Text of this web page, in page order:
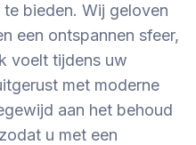
bieden. Wij geloven
een ontspannen sfeer,
voelt tijdens uw
met moderne
aan het behoud
u met een